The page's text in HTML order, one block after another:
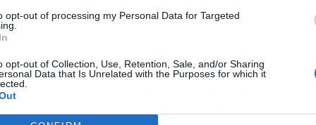
opt-out of processing my Personal Data for Targeted
opt-out of Collection, Use, Retention, Sale, and/or Sharing
Data that Is Unrelated with the Purposes for which it
el pasado mes de enero,Mimma Gallery
hora de la mañana que esperaban poder ser
tienda que luce las
hogar exclusivo y de calidad. Además, están